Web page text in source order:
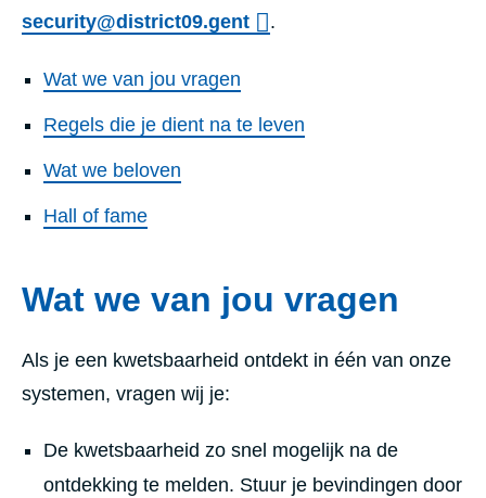
security@district09.gent
.
Wat we van jou vragen
Regels die je dient na te leven
Wat we beloven
Hall of fame
Wat we van jou vragen
Als je een kwetsbaarheid ontdekt in één van onze
systemen, vragen wij je:
De kwetsbaarheid zo snel mogelijk na de
ontdekking te melden. Stuur je bevindingen door